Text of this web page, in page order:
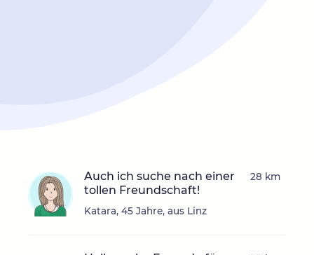
Auch ich suche nach einer
tollen Freundschaft!
Katara, 45 Jahre, aus Linz
28 km